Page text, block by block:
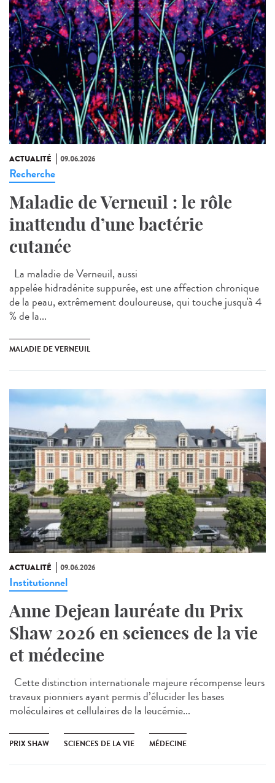
ACTUALITÉ 09.06.2026
Recherche
Maladie de Verneuil : le rôle
inattendu d’une bactérie
cutanée
La maladie de Verneuil, aussi
appelée hidradénite suppurée, est une affection chronique
de la peau, extrêmement douloureuse, qui touche jusqu'à 4
% de la...
MALADIE DE VERNEUIL
ACTUALITÉ 09.06.2026
Institutionnel
Anne Dejean lauréate du Prix
Shaw 2026 en sciences de la vie
et médecine
Cette distinction internationale majeure récompense leurs
travaux pionniers ayant permis d’élucider les bases
moléculaires et cellulaires de la leucémie...
PRIX SHAW SCIENCES DE LA VIE MÉDECINE